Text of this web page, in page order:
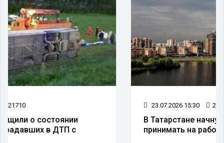
В Татарстане начнут штрафовать за отказ
принимать на работу участников СВО